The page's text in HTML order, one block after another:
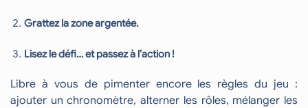
Grattez la zone argentée.
Lisez le défi… et passez à l’action !
Libre à vous de pimenter encore les règles du jeu :
ajouter un chronomètre, alterner les rôles, mélanger les